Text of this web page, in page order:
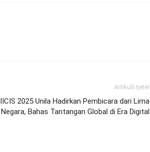
Artikulli tjetër
IICIS 2025 Unila Hadirkan Pembicara dari Lima
Negara, Bahas Tantangan Global di Era Digital